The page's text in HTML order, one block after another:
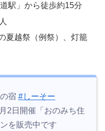
駅」から徒歩約15分
夏越祭（例祭）、灯籠
宿 #しーそー
2日開催「おのみち住
を販売中です